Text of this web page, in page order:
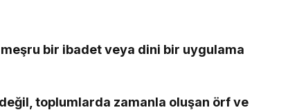
meşru bir ibadet veya dini bir uygulama
toplumlarda zamanla oluşan örf ve